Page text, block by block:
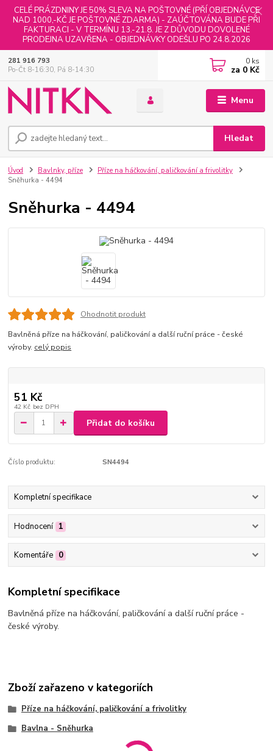
CELÉ PRÁZDNINY JE 50% SLEVA NA POŠTOVNÉ (PŘÍ OBJEDNÁVCE
NAD 1000,-KČ JE POŠTOVNÉ ZDARMA) - ZAÚČTOVÁNA BUDE PŘI
FAKTURACI - V TERMÍNU 13.-21.8. JE Z DŮVODU DOVOLENÉ
PRODEJNA UZAVŘENA - OBJEDNÁVKY ODEŠLU PO 24.8.2026
Menu
Hledat
281 916 793
Po-Čt 8-16:30, Pá 8-14:30
0 ks
za 0 Kč
Úvod Bavlnky, příze
Příze na háčkování, paličkování a frivolitky
Sněhurka - 4494
Sněhurka - 4494
Ohodnotit produkt
Bavlněná příze na háčkování, paličkování a další ruční práce - české
výroby. celý popis
51 Kč
42 Kč bez DPH
Přidat do košíku
Číslo produktu: SN4494
Kompletní specifikace
Hodnocení 1
Komentáře 0
Kompletní specifikace
Bavlněná příze na háčkování, paličkování a další ruční práce -
české výroby.
Zboží zařazeno v kategoriích
Příze na háčkování, paličkování a frivolitky
Bavlna - Sněhurka